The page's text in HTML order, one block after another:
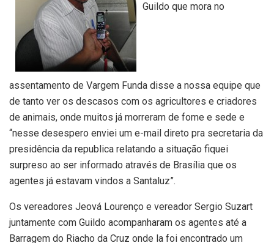
Guildo que mora no
assentamento de Vargem Funda disse a nossa equipe que
de tanto ver os descasos com os agricultores e criadores
de animais, onde muitos já morreram de fome e sede e
“nesse desespero enviei um e-mail direto pra secretaria da
presidência da republica relatando a situação fiquei
surpreso ao ser informado através de Brasília que os
agentes já estavam vindos a Santaluz”.
Os vereadores Jeová Lourenço e vereador Sergio Suzart
juntamente com Guildo acompanharam os agentes até a
Barragem do Riacho da Cruz onde la foi encontrado um